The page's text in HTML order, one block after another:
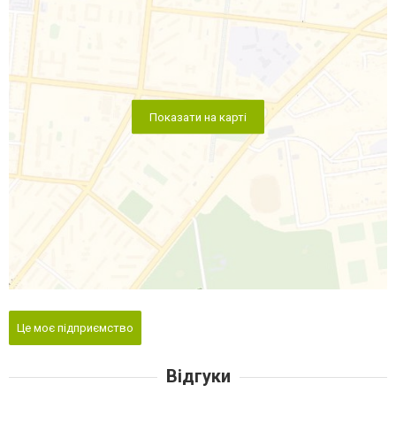
Показати на карті
Це моє підприємство
Відгуки